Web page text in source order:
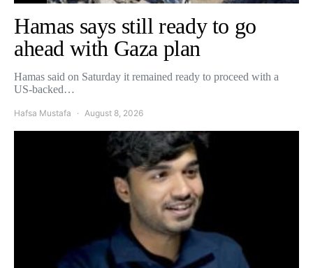
Hamas says still ready to go
ahead with Gaza plan
Hamas said on Saturday it remained ready to proceed with a
US-backed…
Hafsa Mustafa August 8, 2026